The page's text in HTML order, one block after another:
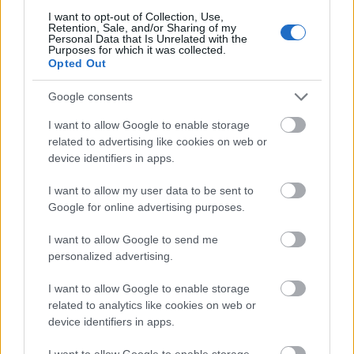
I want to opt-out of Collection, Use,
Retention, Sale, and/or Sharing of my
Personal Data that Is Unrelated with the
Purposes for which it was collected.
Opted Out
Google consents
I want to allow Google to enable storage
related to advertising like cookies on web or
device identifiers in apps.
I want to allow my user data to be sent to
Google for online advertising purposes.
I want to allow Google to send me
personalized advertising.
I want to allow Google to enable storage
related to analytics like cookies on web or
device identifiers in apps.
logikailag nem illenek.
Végül a lottónyeremény miatti zavargások is erősen
eltúlzottak. Egy istennek – különösen egy
mindentudónak – előre látnia kellene az ilyen
társadalmi következményeket. Az, hogy mégsem
számol velük, vagy nem akadályozza meg őket,
tovább erősíti azt az érzetet, hogy a film Istene
inkább egy improvizáló, esendő hatalom, mintsem
Összességében a film szórakoztató, de nem
is van. Tényleg inkább csak a szórakoztatás a célja,
ezért nem mutatja be alaposan a problémát, nem is
Bruce-t, mint istent emberivé, emberi
esendőségekkel. A film végén pedig már nem is az a
fontos, hogy a mindenhatóságot ábrázolja, hanem
inkább a szeretetről, szerelemről akar egy szirupos